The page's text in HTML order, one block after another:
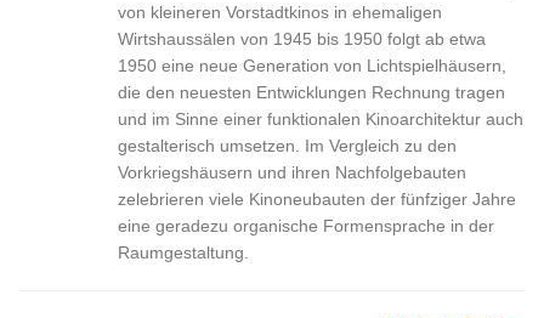
von kleineren Vorstadtkinos in ehemaligen
Wirtshaussälen von 1945 bis 1950 folgt ab etwa
1950 eine neue Generation von Lichtspielhäusern,
die den neuesten Entwicklungen Rechnung tragen
und im Sinne einer funktionalen Kinoarchitektur auch
gestalterisch umsetzen. Im Vergleich zu den
Vorkriegshäusern und ihren Nachfolgebauten
zelebrieren viele Kinoneubauten der fünfziger Jahre
eine geradezu organische Formensprache in der
Raumgestaltung.